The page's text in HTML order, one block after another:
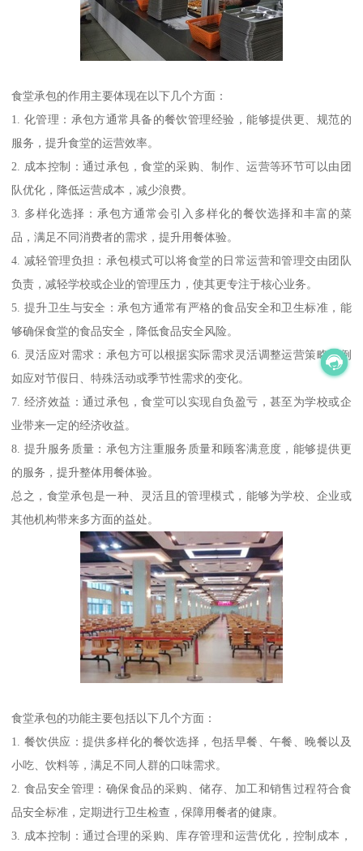
食堂承包的作用主要体现在以下几个方面：
1. 化管理：承包方通常具备的餐饮管理经验，能够提供更、规范的
服务，提升食堂的运营效率。
2. 成本控制：通过承包，食堂的采购、制作、运营等环节可以由团
队优化，降低运营成本，减少浪费。
3. 多样化选择：承包方通常会引入多样化的餐饮选择和丰富的菜
品，满足不同消费者的需求，提升用餐体验。
4. 减轻管理负担：承包模式可以将食堂的日常运营和管理交由团队
负责，减轻学校或企业的管理压力，使其更专注于核心业务。
5. 提升卫生与安全：承包方通常有严格的食品安全和卫生标准，能
够确保食堂的食品安全，降低食品安全风险。
6. 灵活应对需求：承包方可以根据实际需求灵活调整运营策略，例
如应对节假日、特殊活动或季节性需求的变化。
7. 经济效益：通过承包，食堂可以实现自负盈亏，甚至为学校或企
业带来一定的经济收益。
8. 提升服务质量：承包方注重服务质量和顾客满意度，能够提供更
的服务，提升整体用餐体验。
总之，食堂承包是一种、灵活且的管理模式，能够为学校、企业或
其他机构带来多方面的益处。
食堂承包的功能主要包括以下几个方面：
1. 餐饮供应：提供多样化的餐饮选择，包括早餐、午餐、晚餐以及
小吃、饮料等，满足不同人群的口味需求。
2. 食品安全管理：确保食品的采购、储存、加工和销售过程符合食
品安全标准，定期进行卫生检查，保障用餐者的健康。
3. 成本控制：通过合理的采购、库存管理和运营优化，控制成本，